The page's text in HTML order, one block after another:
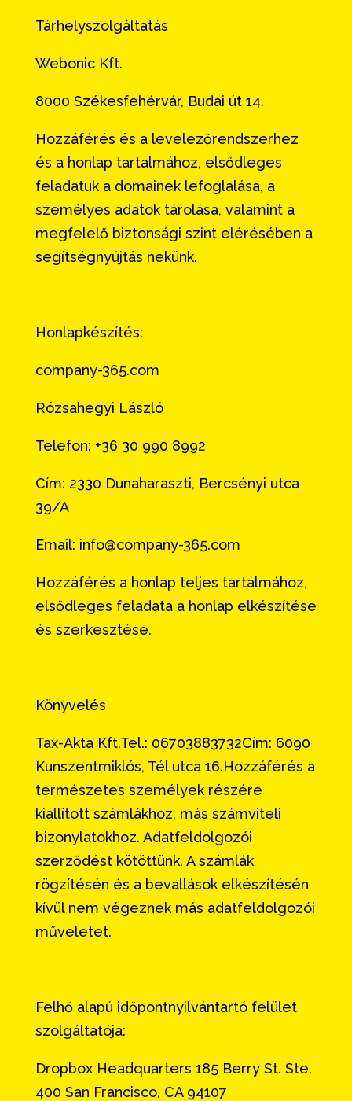
Tárhelyszolgáltatás
Webonic Kft.
8000 Székesfehérvár, Budai út 14.
Hozzáférés és a levelezőrendszerhez
és a honlap tartalmához, elsődleges
feladatuk a domainek lefoglalása, a
személyes adatok tárolása, valamint a
megfelelő biztonsági szint elérésében a
segítségnyújtás nekünk.
Honlapkészítés:
company-365.com
Rózsahegyi László
Telefon: +36 30 990 8992
Cím: 2330 Dunaharaszti, Bercsényi utca
39/A
Email: info@company-365.com
Hozzáférés a honlap teljes tartalmához,
elsődleges feladata a honlap elkészítése
és szerkesztése.
Könyvelés
Tax-Akta Kft.Tel.: 06703883732Cím: 6090
Kunszentmiklós, Tél utca 16.Hozzáférés a
természetes személyek részére
kiállított számlákhoz, más számviteli
bizonylatokhoz. Adatfeldolgozói
szerződést kötöttünk. A számlák
rögzítésén és a bevallások elkészítésén
kívül nem végeznek más adatfeldolgozói
műveletet.
Felhő alapú időpontnyilvántartó felület
szolgáltatója:
Dropbox Headquarters 185 Berry St. Ste.
400 San Francisco, CA 94107